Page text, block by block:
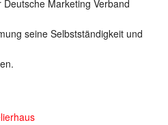
Marketing Verband
seine Selbstständigkeit und